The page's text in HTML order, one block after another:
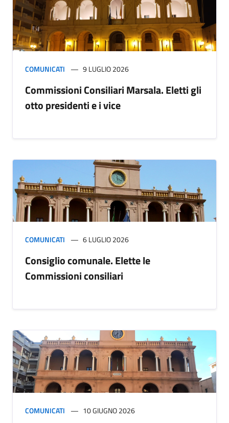
COMUNICATI 9 LUGLIO 2026
Commissioni Consiliari Marsala. Eletti gli
otto presidenti e i vice
COMUNICATI 6 LUGLIO 2026
Consiglio comunale. Elette le
Commissioni consiliari
COMUNICATI 10 GIUGNO 2026